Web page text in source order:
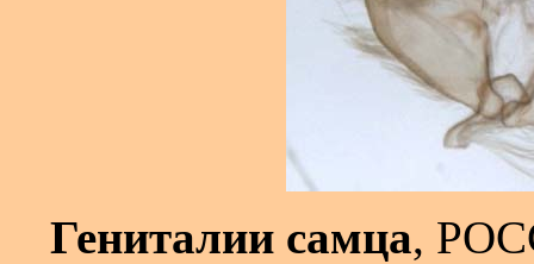
Гениталии самца,